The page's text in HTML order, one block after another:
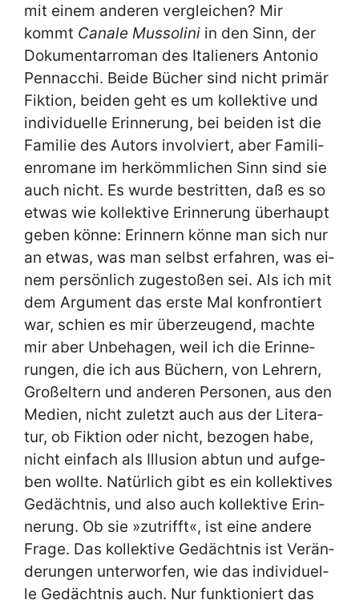
mit ei­nem an­de­ren ver­glei­chen? Mir
kommt Ca­na­le Mus­so­li­ni in den Sinn, der
Do­ku­men­tar­ro­man des Ita­lie­ners An­to­nio
Pen­n­ac­chi. Bei­de Bü­cher sind nicht pri­mär
Fik­ti­on, bei­den geht es um kol­lek­ti­ve und
in­di­vi­du­el­le Er­in­ne­rung, bei bei­den ist die
Fa­mi­lie des Au­tors in­vol­viert, aber Fa­mi­li­
en­ro­ma­ne im her­kömm­li­chen Sinn sind sie
auch nicht. Es wur­de be­strit­ten, daß es so
et­was wie kol­lek­ti­ve Er­in­ne­rung über­haupt
ge­ben kön­ne: Er­in­nern kön­ne man sich nur
an et­was, was man selbst er­fah­ren, was ei­
nem per­sön­lich zu­ge­sto­ßen sei. Als ich mit
dem Ar­gu­ment das er­ste Mal kon­fron­tiert
war, schien es mir über­zeu­gend, mach­te
mir aber Un­be­ha­gen, weil ich die Er­in­ne­
run­gen, die ich aus Bü­chern, von Leh­rern,
Groß­el­tern und an­de­ren Per­so­nen, aus den
Me­di­en, nicht zu­letzt auch aus der Li­te­ra­
tur, ob Fik­ti­on oder nicht, be­zo­gen ha­be,
nicht ein­fach als Il­lu­si­on ab­tun und auf­ge­
ben woll­te. Na­tür­lich gibt es ein kol­lek­ti­ves
Ge­dächt­nis, und al­so auch kol­lek­ti­ve Er­in­
ne­rung. Ob sie »zu­trifft«, ist ei­ne an­de­re
Fra­ge. Das kol­lek­ti­ve Ge­dächt­nis ist Ver­än­
de­run­gen un­ter­wor­fen, wie das in­di­vi­du­el­
le Ge­dächt­nis auch. Nur funk­tio­niert das